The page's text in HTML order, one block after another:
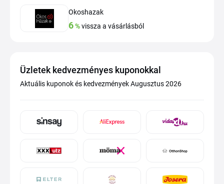
Okoshazak
6%vissza a vásárlásból
Üzletek kedvezményes kuponokkal
Aktuális kuponok és kedvezmények Augusztus 2026